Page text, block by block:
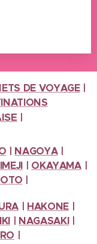
DE VOYAGE|
|
NAGOYA|
OKAYAMA|
HAKONE
NAGASAKI|